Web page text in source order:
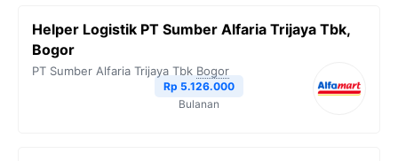
Helper Logistik PT Sumber Alfaria Trijaya Tbk,
Bogor
PT Sumber Alfaria Trijaya Tbk Bogor
Rp 5.126.000
Bulanan